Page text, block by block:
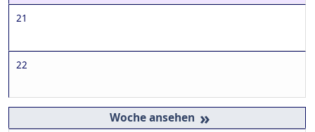
21
22
»